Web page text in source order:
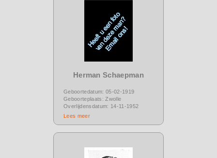
Herman Schaepman
Geboortedatum: 05-02-1919
Geboorteplaats: Zwolle
Overlijdensdatum: 14-11-1952
Lees meer